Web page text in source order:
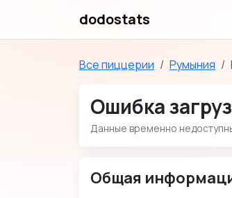
dodostats
Все пиццерии Румыния
Ошибка
Данные временно
Общая